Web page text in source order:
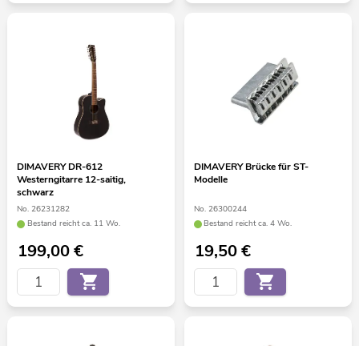
DIMAVERY DR-612
Westerngitarre 12-saitig,
schwarz
No. 26231282
Bestand reicht ca. 11 Wo.
199,00€
DIMAVERY Brücke für ST-
Modelle
No. 26300244
Bestand reicht ca. 4 Wo.
19,50€